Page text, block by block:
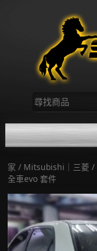
尋
找：
家 / Mitsubishi｜三菱 /
全車evo 套件